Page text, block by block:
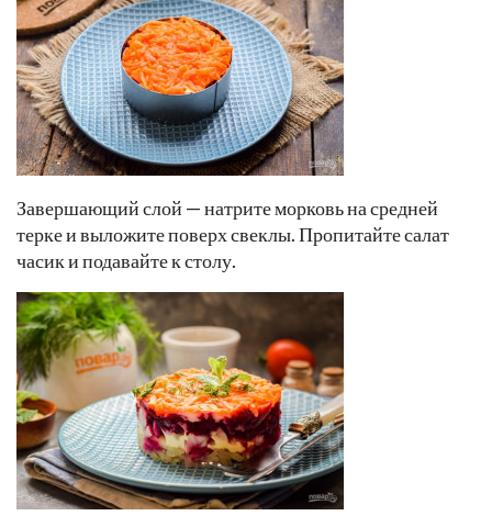
Завершающий слой — натрите морковь на средней
терке и выложите поверх свеклы. Пропитайте салат
часик и подавайте к столу.